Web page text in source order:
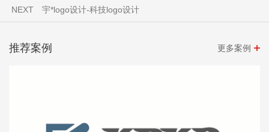
NEXT 宇*logo设计-科技logo设计
推荐案例 更多案例